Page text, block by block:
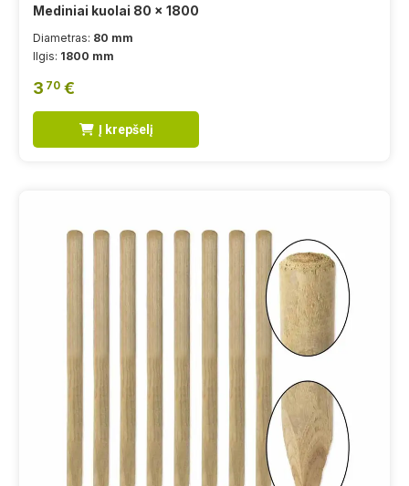
Mediniai kuolai 80 x 1800
Diametras: 80 mm
Ilgis: 1800 mm
3 70 €
Į krepšelį